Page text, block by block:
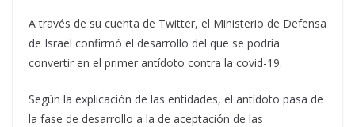
A través de su cuenta de Twitter, el Ministerio de Defensa
de Israel confirmó el desarrollo del que se podría
convertir en el primer antídoto contra la covid-19.
Según la explicación de las entidades, el antídoto pasa de
la fase de desarrollo a la de aceptación de las